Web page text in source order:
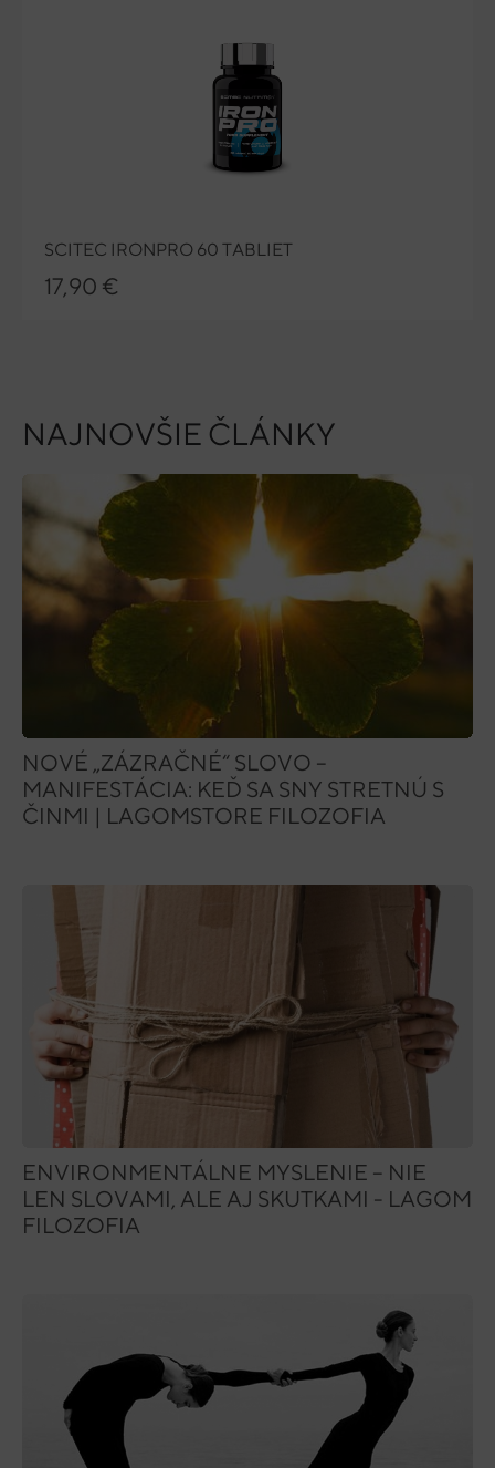
SCITEC IRONPRO 60 TABLIET
17,90 €
NAJNOVŠIE ČLÁNKY
NOVÉ „ZÁZRAČNÉ“ SLOVO –
MANIFESTÁCIA: KEĎ SA SNY STRETNÚ S
ČINMI | LAGOMSTORE FILOZOFIA
ENVIRONMENTÁLNE MYSLENIE – NIE
LEN SLOVAMI, ALE AJ SKUTKAMI - LAGOM
FILOZOFIA